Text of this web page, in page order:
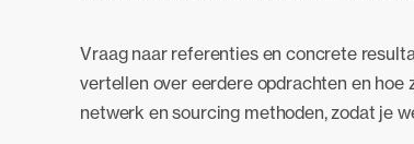
Vraag naar referenties en concrete
vertellen over eerdere opdrachten en hoe
netwerk en sourcing methoden, zodat je